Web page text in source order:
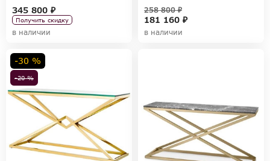
345 800 ₽
Получить скидку
в наличии
181 160 ₽
258 800 ₽
в наличии
-20 %
-30 %